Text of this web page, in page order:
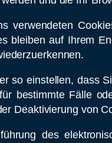
verwendeten
bleiben auf Ihrem
so einstellen, dass
bestimmte Fälle
Deaktivierung von
des